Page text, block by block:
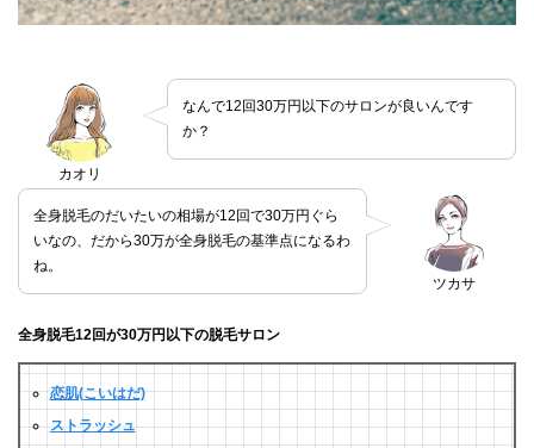
カオリ
なんで12回30万円以下のサロンが良いんです
か？
ツカサ
全身脱毛のだいたいの相場が12回で30万円ぐら
いなの、だから30万が全身脱毛の基準点になるわ
ね。
全身脱毛12回が30万円以下の脱毛サロン
恋肌(こいはだ)
ストラッシュ